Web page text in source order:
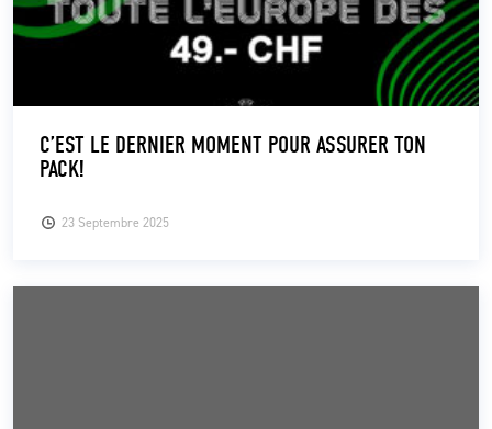
23 Septembre 2025
C’EST LE DERNIER MOMENT POUR ASSURER TON
PACK!